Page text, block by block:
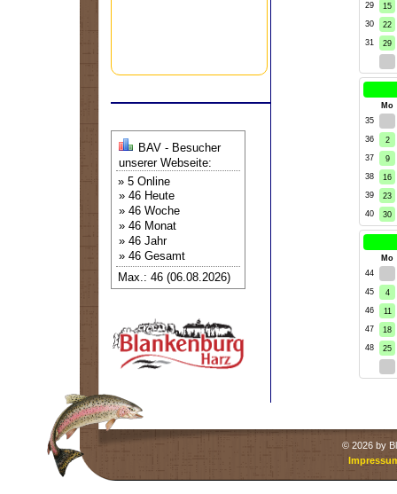
BAV - Besucher
unserer Webseite:
» 5 Online
» 46 Heute
» 46 Woche
» 46 Monat
» 46 Jahr
» 46 Gesamt
Max.: 46 (06.08.2026)
29 15
30 22
31 29
Mo
35
36 2
37 9
38 16
39 23
40 30
Mo
44
45 4
46 11
47 18
48 25
© 2026 by